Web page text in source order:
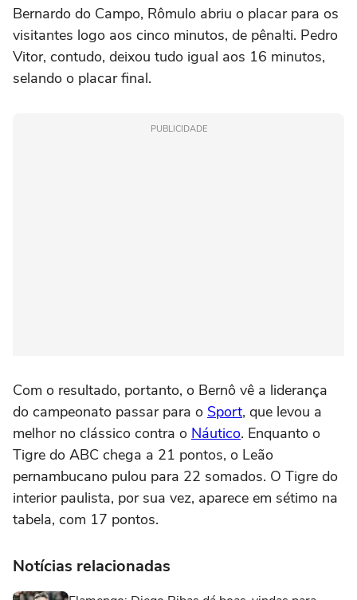
Bernardo do Campo, Rômulo abriu o placar para os
visitantes logo aos cinco minutos, de pênalti. Pedro
Vitor, contudo, deixou tudo igual aos 16 minutos,
selando o placar final.
PUBLICIDADE
Com o resultado, portanto, o Bernô vê a liderança
do campeonato passar para o Sport, que levou a
melhor no clássico contra o Náutico. Enquanto o
Tigre do ABC chega a 21 pontos, o Leão
pernambucano pulou para 22 somados. O Tigre do
interior paulista, por sua vez, aparece em sétimo na
tabela, com 17 pontos.
Notícias relacionadas